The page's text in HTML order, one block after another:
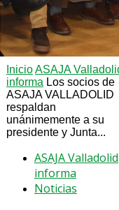
InicioASAJA
informa Los socios de
ASAJA VALLADOLID
respaldan
unánimemente a su
presidente y Junta...
ASAJA Valladolid
informa
Noticias